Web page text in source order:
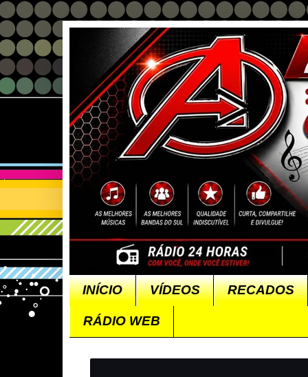
INÍCIO VÍDEOS RECADOS
RÁDIO WEB